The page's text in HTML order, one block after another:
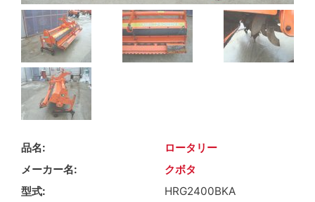
品名
ロータリー
メーカー名
クボタ
型式
HRG2400BKA